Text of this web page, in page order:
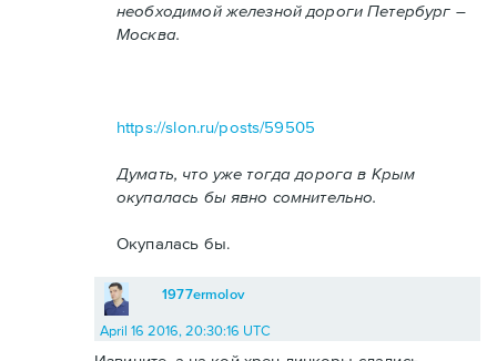
необходимой железной дороги Петербург –
Москва.
https://slon.ru/posts/59505
Думать, что уже тогда дорога в Крым
окупалась бы явно сомнительно.
Окупалась бы.
1977ermolov
April 16 2016, 20:30:16 UTC